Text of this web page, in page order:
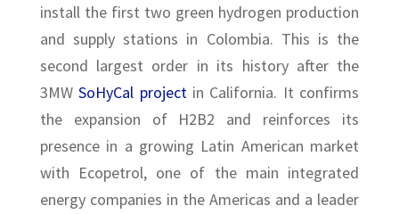
install the first two green hydrogen production
and supply stations in Colombia. This is the
second largest order in its history after the
3MWSoHyCal projectin California. It confirms
the expansion of H2B2 and reinforces its
presence in a growing Latin American market
with Ecopetrol, one of the main integrated
energy companies in the Americas and a leader